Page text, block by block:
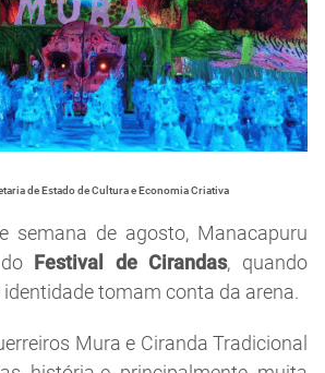
de Estado de Cultura e Economia Criativa
semana de agosto, Manacapuru
Festival de Cirandas, quando
tomam conta da arena.
Mura e Ciranda Tradicional